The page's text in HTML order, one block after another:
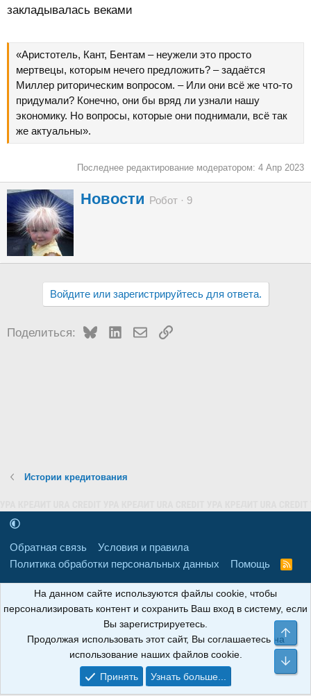
закладывалась веками
«Аристотель, Кант, Бентам – неужели это просто
мертвецы, которым нечего предложить? – задаётся
Миллер риторическим вопросом. – Или они всё же что-то
придумали? Конечно, они бы вряд ли узнали нашу
экономику. Но вопросы, которые они поднимали, всё так
же актуальны».
Последнее редактирование модератором: 4 Апр 2023
А
р
Новости Робот · 9
Войдите или зарегистрируйтесь для ответа.
Поделиться: BlueskyLinkedInЭлектронная почта
Ссылка
Истории кредитования
Обратная связь
Условия и правила
Политика обработки персональных данных
Помощь
R
Свидетельство о регистрации товарного знака № 665857 от
06.08.2018 г. Сайт не является СМИ. Сделано вРунетЛаб – Сайты и
АНОИНФО; ОГРН: 1247700801700; ИНН/КПП:
9709119500/320001001; Юридический адрес: 241030, Брянская
область, г. Брянск, ул. Мира, д. 96, ком. 124
На данном сайте используются файлы cookie, чтобы
персонализировать контент и сохранить Ваш вход в систему, если
Вы зарегистрируетесь.
Продолжая использовать этот сайт, Вы соглашаетесь на
использование наших файлов cookie.
Принять
Узнать больше...